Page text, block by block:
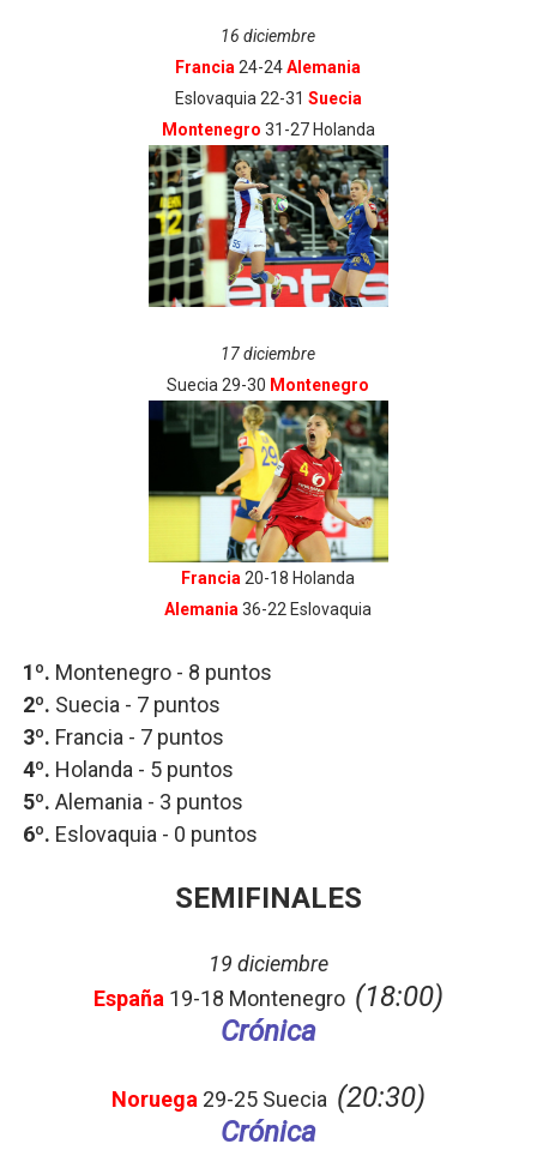
16 diciembre
Francia 24-24Alemania
Eslovaquia 22-31 Suecia
Montenegro 31-27 Holanda
17 diciembre
Suecia 29-30 Montenegro
Francia 20-18 Holanda
Alemania36-22 Eslovaquia
1º. Montenegro - 8 puntos
2º. Suecia - 7puntos
3º. Francia - 7 puntos
4º. Holanda - 5puntos
5º. Alemania - 3 puntos
6º. Eslovaquia - 0 puntos
SEMIFINALES
19 diciembre
España 19-18 Montenegro (18:00)
Crónica
Noruega 29-25 Suecia (20:30)
Crónica